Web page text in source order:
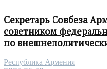
Секретарь Совбеза
советником
по
Республика Армения